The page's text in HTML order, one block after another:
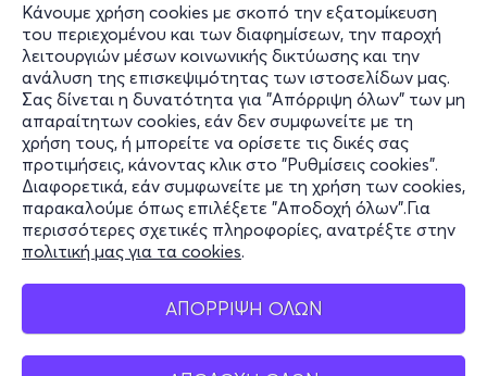
Κάνουμε χρήση cookies με σκοπό την εξατομίκευση
του περιεχομένου και των διαφημίσεων, την παροχή
λειτουργιών μέσων κοινωνικής δικτύωσης και την
ανάλυση της επισκεψιμότητας των ιστοσελίδων μας.
Σας δίνεται η δυνατότητα για "Απόρριψη όλων" των μη
απαραίτητων cookies, εάν δεν συμφωνείτε με τη
χρήση τους, ή μπορείτε να ορίσετε τις δικές σας
προτιμήσεις, κάνοντας κλικ στο "Ρυθμίσεις cookies".
Διαφορετικά, εάν συμφωνείτε με τη χρήση των cookies,
παρακαλούμε όπως επιλέξετε "Αποδοχή όλων".Για
περισσότερες σχετικές πληροφορίες, ανατρέξτε στην
πολιτική μας για τα cookies.
ΑΠΟΡΡΙΨΗ ΟΛΩΝ
Πληροφορίες
Υποστήριξη
Stay Connected
Mobile app